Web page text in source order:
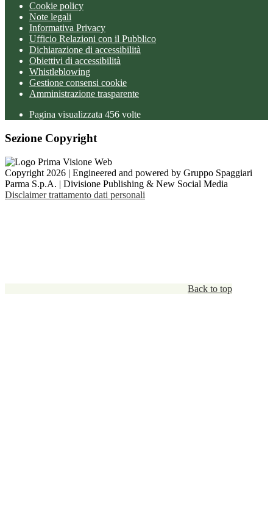
Cookie policy
Note legali
Informativa Privacy
Ufficio Relazioni con il Pubblico
Dichiarazione di accessibilità
Obiettivi di accessibilità
Whistleblowing
Gestione consensi cookie
Amministrazione trasparente
Pagina visualizzata 456 volte
Sezione Copyright
Copyright 2026 | Engineered and powered by Gruppo Spaggiari
Parma S.p.A. | Divisione Publishing & New Social Media
Disclaimer trattamento dati personali
Back to top